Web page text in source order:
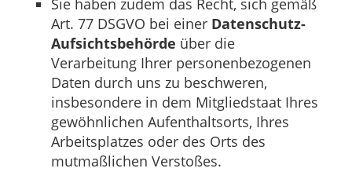
Sie haben zudem das Recht, sich gemäß
Art. 77 DSGVO bei einer Datenschutz-
Aufsichtsbehörde über die
Verarbeitung Ihrer personenbezogenen
Daten durch uns zu beschweren,
insbesondere in dem Mitgliedstaat Ihres
gewöhnlichen Aufenthaltsorts, Ihres
Arbeitsplatzes oder des Orts des
mutmaßlichen Verstoßes.